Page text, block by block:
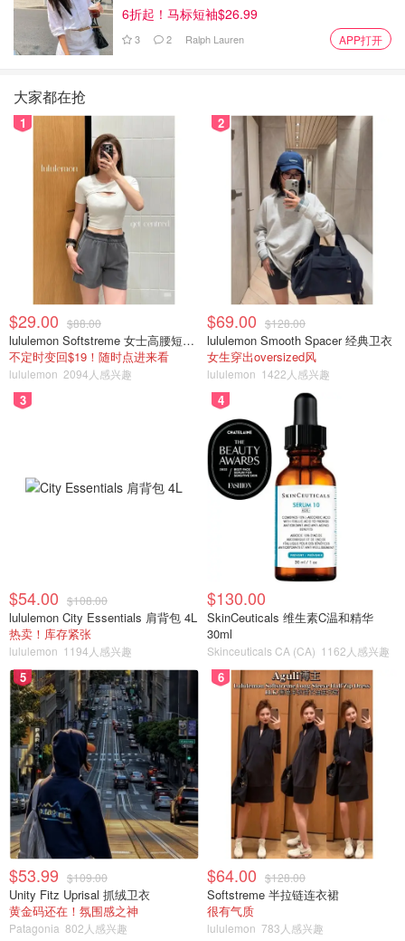
6折起！马标短袖$26.99
3 2 Ralph Lauren APP打开
大家都在抢
1
$29.00 $88.00
lululemon Softstreme 女士高腰短裤 10cm
不定时变回$19！随时点进来看
lululemon 2094人感兴趣
2
$69.00 $128.00
lululemon Smooth Spacer 经典卫衣
女生穿出oversized风
lululemon 1422人感兴趣
3
$54.00 $108.00
lululemon City Essentials 肩背包 4L
热卖！库存紧张
lululemon 1194人感兴趣
4
$130.00
SkinCeuticals 维生素C温和精华
30ml
Skinceuticals CA (CA) 1162人感兴趣
5
$53.99 $109.00
Unity Fitz Uprisal 抓绒卫衣
黄金码还在！氛围感之神
Patagonia 802人感兴趣
6
$64.00 $128.00
Softstreme 半拉链连衣裙
很有气质
lululemon 783人感兴趣